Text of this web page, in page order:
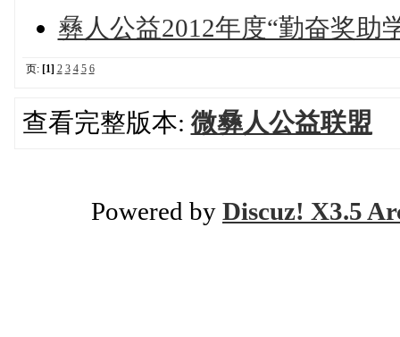
彝人公益2012年度“勤奋奖助
页: [1] 2 3 4 5 6
查看完整版本: 微彝人公益联盟
Powered by Discuz! X3.5